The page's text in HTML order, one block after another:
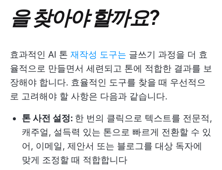
을 찾아야 할까요?
효과적인 AI 톤 재작성 도구는 글쓰기 과정을 더 효
율적으로 만들면서 세련되고 톤에 적합한 결과를 보
장해야 합니다. 효율적인 도구를 찾을 때 우선적으
로 고려해야 할 사항은 다음과 같습니다.
톤 사전 설정: 한 번의 클릭으로 텍스트를 전문적,
캐주얼, 설득력 있는 톤으로 빠르게 전환할 수 있
어, 이메일, 제안서 또는 블로그를 대상 독자에
맞게 조정할 때 적합합니다